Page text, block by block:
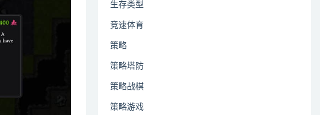
生存类型
竞速体育
策略
策略塔防
策略战棋
策略游戏